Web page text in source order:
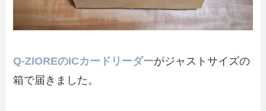
Q-ZIOREのICカードリーダーがジャストサイズの
箱で届きました。